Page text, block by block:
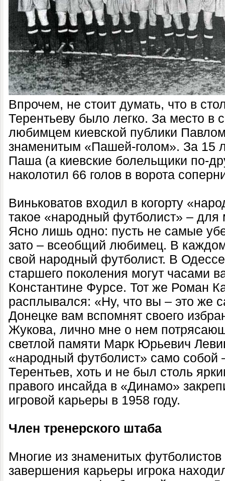
Впрочем, не стоит думать, что в
Терентьеву было легко. За место в
любимцем киевской публики
знаменитым «Пашей-голом». За 15
Паша (а киевские болельщики по-
наколотил 66 голов в ворота
Виньковатов входил в когорту
такое «народный футболист» – для
Ясно лишь одно: пусть не самые
зато – всеобщий любимец. В
свой народный футболист. В
старшего поколения могут часами
Константине Фурсе. Тот же Роман
расплывался: «Ну, что вы – это же
Донецке вам вспомнят своего
Жукова, лично мне о нем
светлой памяти Марк Юрьевич
«народный футболист» само собой
Терентьев, хоть и не был столь
правого инсайда в «Динамо»
игровой карьеры в 1958 году.
Член тренерского штаба
Многие из знаменитых
завершения карьеры игрока